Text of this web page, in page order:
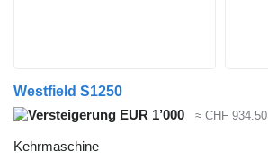
Westfield S1250
EUR 1’000
≈ CHF 934.50
Kehrmaschine